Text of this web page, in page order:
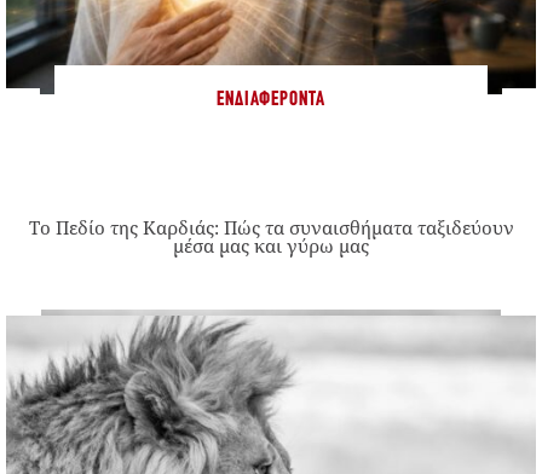
ΕΝΔΙΑΦΈΡΟΝΤΑ
Το Πεδίο της Καρδιάς: Πώς τα συναισθήματα ταξιδεύουν
μέσα μας και γύρω μας